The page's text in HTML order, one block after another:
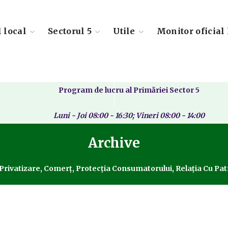
local Sectorul 5 Utile Monitor oficial
Program de lucru al Primăriei Sector 5
Luni - Joi 08:00 - 16:30; Vineri 08:00 - 14:00
Archive
Comerț, Protecția Consumatorului, Relația Cu